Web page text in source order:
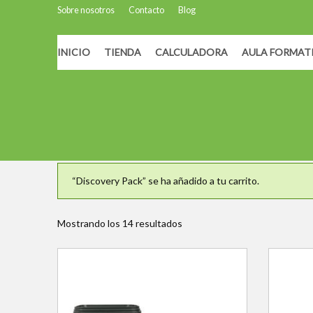
Sobre nosotros Contacto Blog
INICIO TIENDA CALCULADORA AULA
“Discovery Pack” se ha añadido a tu carrito.
Mostrando los 14 resultados